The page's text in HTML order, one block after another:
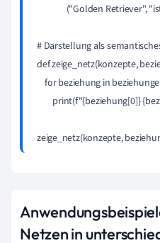
("Golden Retriever",
# Darstellung als
def zeige_netz(konzepte,
for beziehung in
print(f"{beziehung[0]}
zeige_netz(konzepte,
Netzen in